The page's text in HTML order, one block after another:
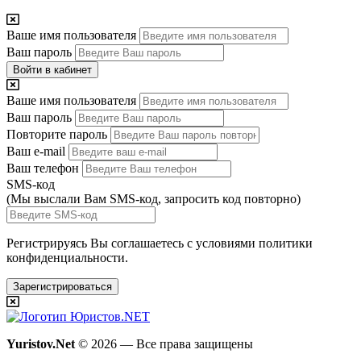
Ваше имя пользователя
Ваш пароль
Войти в кабинет
Ваше имя пользователя
Ваш пароль
Повторите пароль
Ваш e-mail
Ваш телефон
SMS-код
(Мы выслали Вам SMS-код, запросить код повторно)
Регистрируясь Вы соглашаетесь с условиями политики
конфиденциальности.
Зарегистрироваться
Yuristov.Net © 2026 — Все права защищены